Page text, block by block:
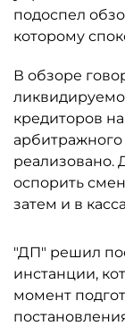
подоспел
которому
В обзоре
кредиторов
реализовано.
оспорить
затем и в
"ДП" решил
инстанции,
момент